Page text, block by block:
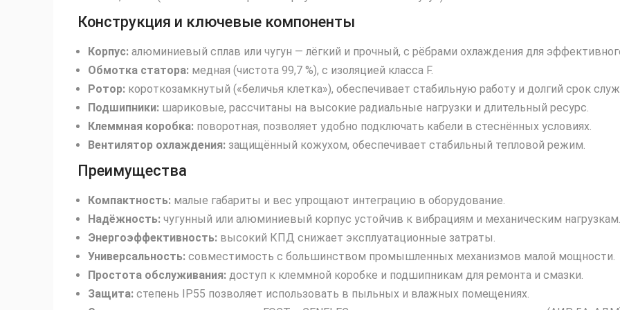
Конструкция и ключевые компоненты
Корпус: алюминиевый сплав или чугун — лёгкий и прочный, с рёбрами охлаждения для
Обмотка статора: медная (чистота 99,7 %), с изоляцией класса F.
Ротор: короткозамкнутый («беличья клетка»), обеспечивает стабильную работу и долгий срок
Подшипники: шариковые, рассчитаны на высокие радиальные нагрузки и длительный ресурс.
Клеммная коробка: поворотная, позволяет удобно подключать кабели в стеснённых условиях.
Вентилятор охлаждения: защищённый кожухом, обеспечивает стабильный тепловой режим.
Преимущества
Компактность: малые габариты и вес упрощают интеграцию в оборудование.
Надёжность: чугунный или алюминиевый корпус устойчив к вибрациям и механическим нагрузкам.
Энергоэффективность: высокий КПД снижает эксплуатационные затраты.
Универсальность: совместимость с большинством промышленных механизмов малой мощности.
Простота обслуживания: доступ к клеммной коробке и подшипникам для ремонта и смазки.
Защита: степень IP55 позволяет использовать в пыльных и влажных помещениях.